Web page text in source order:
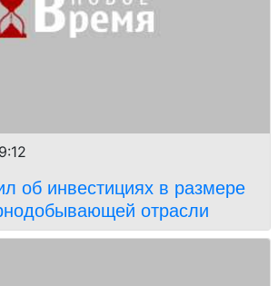
об инвестициях в размере
отрасли